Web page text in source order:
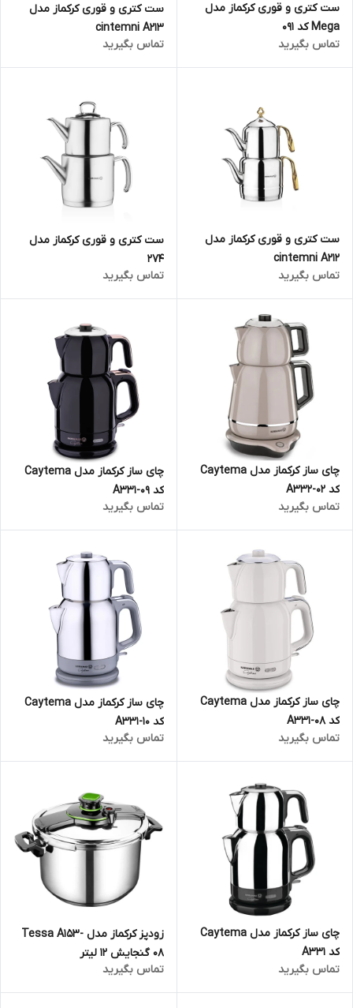
ست کتری و قوری کرکماز مدل
Mega کد 091
تماس بگیرید
ست کتری و قوری کرکماز مدل
cintemni A213
تماس بگیرید
ست کتری و قوری کرکماز مدل
cintemni A212
تماس بگیرید
ست کتری و قوری کرکماز مدل
274
تماس بگیرید
چای ساز کرکماز مدل Caytema
کد A332-02
تماس بگیرید
چای ساز کرکماز مدل Caytema
کد A331-09
تماس بگیرید
چای ساز کرکماز مدل Caytema
کد A331-08
تماس بگیرید
چای ساز کرکماز مدل Caytema
کد A331-10
تماس بگیرید
چای ساز کرکماز مدل Caytema
کد A331
تماس بگیرید
زودپز کرکماز مدل Tessa A153-
08 گنجایش 12 لیتر
تماس بگیرید